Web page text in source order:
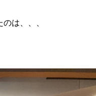
は、、、